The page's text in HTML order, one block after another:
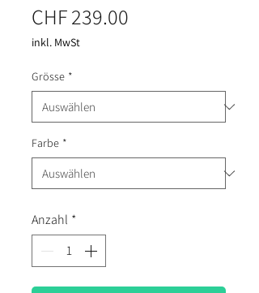
CHF 239.00
inkl. MwSt
Grösse *
Farbe *
Anzahl *